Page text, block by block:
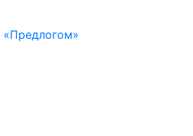
«Предлогом»